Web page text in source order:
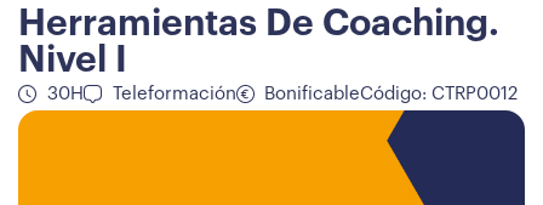
Herramientas De Coaching.
Nivel I
30H Teleformación BonificableCódigo: CTRP0012